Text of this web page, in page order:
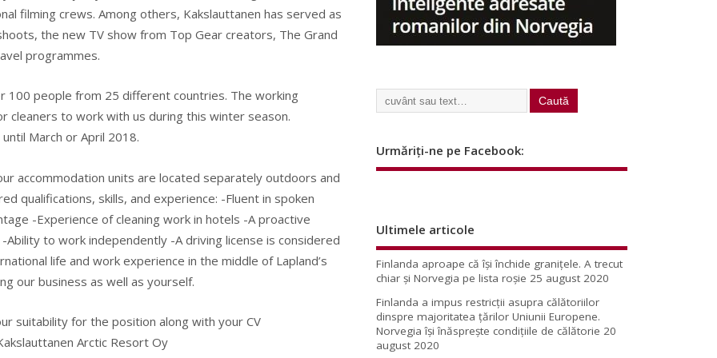
filming crews. Among others, Kakslauttanen has served as
the new TV show from Top Gear creators, The Grand
programmes.
people from 25 different countries. The working
cleaners to work with us during this winter season.
March or April 2018.
accommodation units are located separately outdoors and
qualifications, skills, and experience: -Fluent in spoken
-Experience of cleaning work in hotels -A proactive
to work independently -A driving license is considered
life and work experience in the middle of Lapland’s
our business as well as yourself.
suitability for the position along with your CV
Arctic Resort Oy
Urmăriți-ne pe Facebook:
Ultimele articole
Finlanda aproape că își închide granițele. A trecut
chiar și Norvegia pe lista roșie 25 august 2020
Finlanda a impus restricţii asupra călătoriilor
dinspre majoritatea ţărilor Uniunii Europene.
Norvegia își înăsprește condițiile de călătorie 20
august 2020